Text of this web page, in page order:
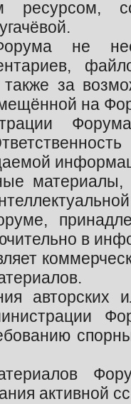
ресурсом,
не
также за
на
в
авторских
активной